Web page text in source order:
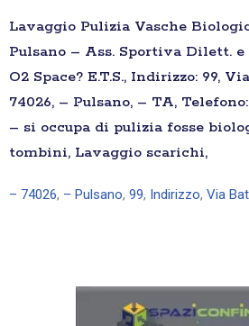
Lavaggio Pulizia Vasche
Pulsano – Ass. Sportiva Dilett. e
O2 Space? E.T.S., Indirizzo: 99,
74026, – Pulsano, – TA,
– si occupa di pulizia fosse
tombini, Lavaggio scarichi,
– 74026, – Pulsano, 99, Indirizzo, Via